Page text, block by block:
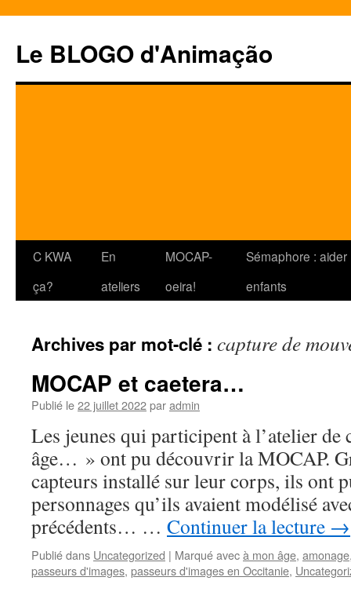
Le BLOGO d'Animação
Aller
C KWA
ça?
En
ateliers
MOCAP-
oeira!
Sémaphore : aider
enfants
Archives par mot-clé : capture de
MOCAP et caetera…
Publié le22 juillet 2022paradmin
Les jeunes qui participent à l’atelier
âge… » ont pu découvrir la MOCAP.
capteurs installé sur leur corps, ils ont
personnages qu’ils avaient modélisé
précédents… … Continuer la lecture →
Publié dans Uncategorized | Marqué avecà mon âge, amonage
passeurs d'images, passeurs d'images en Occitanie,